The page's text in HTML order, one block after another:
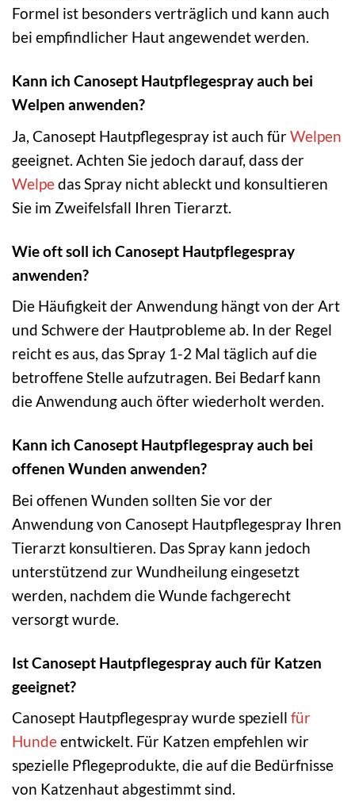
Formel ist besonders verträglich und kann auch
bei empfindlicher Haut angewendet werden.
Kann ich Canosept Hautpflegespray auch bei
Welpen anwenden?
Ja, Canosept Hautpflegespray ist auch fürWelpen
geeignet. Achten Sie jedoch darauf, dass der
Welpedas Spray nicht ableckt und konsultieren
Sie im Zweifelsfall Ihren Tierarzt.
Wie oft soll ich Canosept Hautpflegespray
anwenden?
Die Häufigkeit der Anwendung hängt von der Art
und Schwere der Hautprobleme ab. In der Regel
reicht es aus, das Spray 1-2 Mal täglich auf die
betroffene Stelle aufzutragen. Bei Bedarf kann
die Anwendung auch öfter wiederholt werden.
Kann ich Canosept Hautpflegespray auch bei
offenen Wunden anwenden?
Bei offenen Wunden sollten Sie vor der
Anwendung von Canosept Hautpflegespray Ihren
Tierarzt konsultieren. Das Spray kann jedoch
unterstützend zur Wundheilung eingesetzt
werden, nachdem die Wunde fachgerecht
versorgt wurde.
Ist Canosept Hautpflegespray auch für Katzen
geeignet?
Canosept Hautpflegespray wurde speziell für
Hundeentwickelt. Für Katzen empfehlen wir
spezielle Pflegeprodukte, die auf die Bedürfnisse
von Katzenhaut abgestimmt sind.